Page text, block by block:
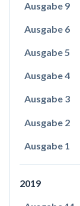
Ausgabe 9
Ausgabe 6
Ausgabe 5
Ausgabe 4
Ausgabe 3
Ausgabe 2
Ausgabe 1
2019